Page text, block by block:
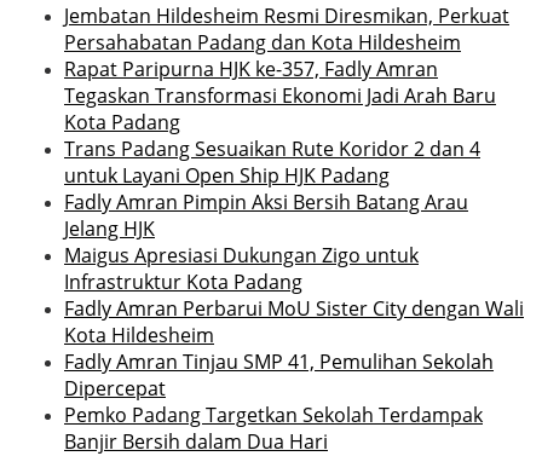
Jembatan Hildesheim Resmi Diresmikan, Perkuat
Persahabatan Padang dan Kota Hildesheim
Rapat Paripurna HJK ke-357, Fadly Amran
Tegaskan Transformasi Ekonomi Jadi Arah Baru
Kota Padang
Trans Padang Sesuaikan Rute Koridor 2 dan 4
untuk Layani Open Ship HJK Padang
Fadly Amran Pimpin Aksi Bersih Batang Arau
Jelang HJK
Maigus Apresiasi Dukungan Zigo untuk
Infrastruktur Kota Padang
Fadly Amran Perbarui MoU Sister City dengan Wali
Kota Hildesheim
Fadly Amran Tinjau SMP 41, Pemulihan Sekolah
Dipercepat
Pemko Padang Targetkan Sekolah Terdampak
Banjir Bersih dalam Dua Hari